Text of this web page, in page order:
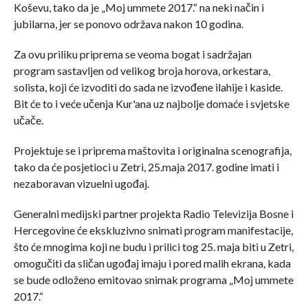
Koševu, tako da je „Moj ummete 2017.“ na neki način i
jubilarna, jer se ponovo održava nakon 10 godina.
Za ovu priliku priprema se veoma bogat i sadržajan
program sastavljen od velikog broja horova, orkestara,
solista, koji će izvoditi do sada ne izvođene ilahije i kaside.
Bit će to i veće učenja Kur'ana uz najbolje domaće i svjetske
učače.
Projektuje se i priprema maštovita i originalna scenografija,
tako da će posjetioci u Zetri, 25.maja 2017. godine imati i
nezaboravan vizuelni ugođaj.
Generalni medijski partner projekta Radio Televizija Bosne i
Hercegovine će ekskluzivno snimati program manifestacije,
što će mnogima koji ne budu i prilici tog 25. maja biti u Zetri,
omogučiti da sličan ugođaj imaju i pored malih ekrana, kada
se bude odloženo emitovao snimak programa „Moj ummete
2017.“